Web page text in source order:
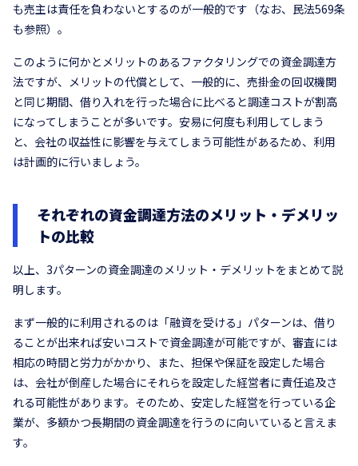
も売主は責任を負わないとするのが一般的です（なお、民法569条
も参照）。
このように何かとメリットのあるファクタリングでの資金調達方
法ですが、メリットの代償として、一般的に、売掛金の回収機関
と同じ期間、借り入れを行った場合に比べると調達コストが割高
になってしまうことが多いです。安易に何度も利用してしまう
と、会社の収益性に影響を与えてしまう可能性があるため、利用
は計画的に行いましょう。
それぞれの資金調達方法のメリット・デメリッ
トの比較
以上、3パターンの資金調達のメリット・デメリットをまとめて説
明します。
まず一般的に利用されるのは「融資を受ける」パターンは、借り
ることが出来れば安いコストで資金調達が可能ですが、審査には
相応の時間と労力がかかり、また、担保や保証を設定した場合
は、会社が倒産した場合にそれらを設定した経営者に責任追及さ
れる可能性があります。そのため、安定した経営を行っている企
業が、多額かつ長期間の資金調達を行うのに向いていると言えま
す。